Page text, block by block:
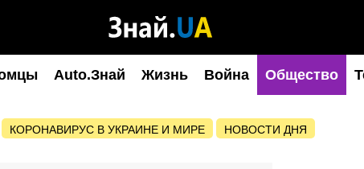
Auto.Знай Жизнь Война Общество
КОРОНАВИРУС В УКРАИНЕ И МИРЕ НОВОСТИ ДНЯ